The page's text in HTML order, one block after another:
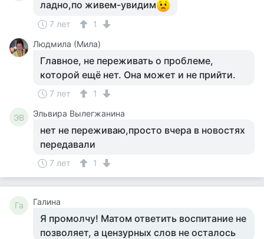
ладно,по живем-увидим
7 лет
1
Людмила (Мила)
Главное, не переживать о проблеме,
которой ещё нет. Она может и не прийти.
7 лет 1
ЭВ Эльвира Вылегжанина
нет не переживаю,просто вчера в новостях
передавали
7 лет 1
Га Галина
Я промолчу! Матом ответить воспитание не
позволяет, а цензурных слов не осталось